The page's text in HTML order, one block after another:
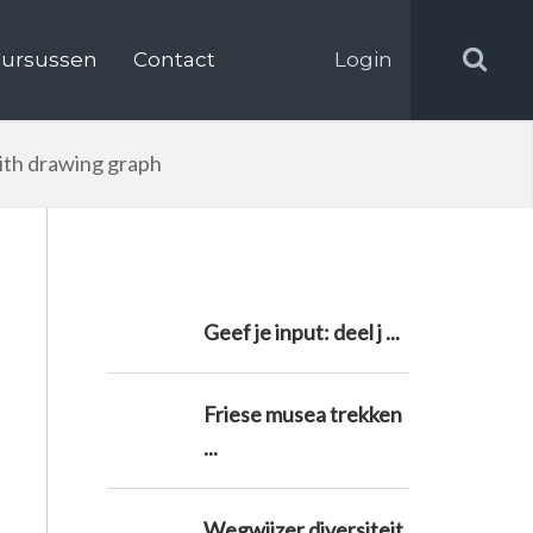
Contact Login
drawing graph
Geef je input: deel j ...
Friese musea trekken
...